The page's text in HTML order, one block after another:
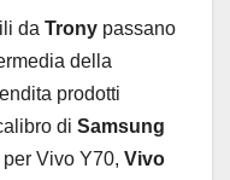
da Trony passano
della
prodotti
di Samsung
Vivo Y70, Vivo